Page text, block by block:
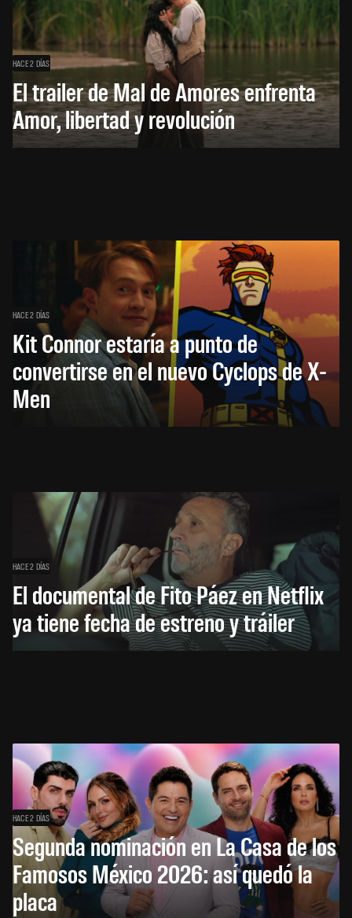
HACE 2 DÍAS
El trailer de Mal de Amores enfrenta
Amor, libertad y revolución
HACE 2 DÍAS
Kit Connor estaría a punto de
convertirse en el nuevo Cyclops de X-
Men
HACE 2 DÍAS
El documental de Fito Páez en Netflix
ya tiene fecha de estreno y tráiler
HACE 2 DÍAS
Segunda nominación en La Casa de los
Famosos México 2026: así quedó la
placa